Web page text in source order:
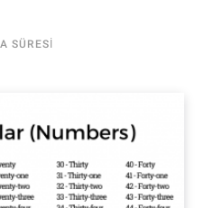
SÜRESI